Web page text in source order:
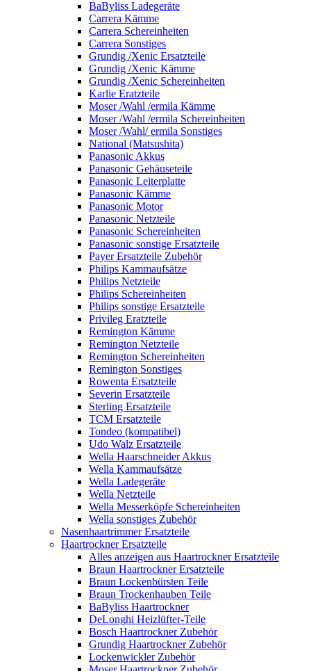
BaByliss Ladegeräte
Carrera Kämme
Carrera Schereinheiten
Carrera Sonstiges
Grundig /Xenic Ersatzteile
Grundig /Xenic Kämme
Grundig /Xenic Schereinheiten
Karlie Eratzteile
Moser /Wahl /ermila Kämme
Moser /Wahl /ermila Schereinheiten
Moser /Wahl/ ermila Sonstiges
National (Matsushita)
Panasonic Akkus
Panasonic Gehäuseteile
Panasonic Leiterplatte
Panasonic Kämme
Panasonic Motor
Panasonic Netzteile
Panasonic Schereinheiten
Panasonic sonstige Ersatzteile
Payer Ersatzteile Zubehör
Philips Kammaufsätze
Philips Netzteile
Philips Schereinheiten
Philips sonstige Ersatzteile
Privileg Eratzteile
Remington Kämme
Remington Netzteile
Remington Schereinheiten
Remington Sonstiges
Rowenta Ersatzteile
Severin Ersatzteile
Sterling Ersatzteile
TCM Ersatzteile
Tondeo (kompatibel)
Udo Walz Ersatzteile
Wella Haarschneider Akkus
Wella Kammaufsätze
Wella Ladegeräte
Wella Netzteile
Wella Messerköpfe Schereinheiten
Wella sonstiges Zubehör
Nasenhaartrimmer Ersatzteile
Haartrockner Ersatzteile
Alles anzeigen aus Haartrockner Ersatzteile
Braun Haartrockner Ersatzteile
Braun Lockenbürsten Teile
Braun Trockenhauben Teile
BaByliss Haartrockner
DeLonghi Heizlüfter-Teile
Bosch Haartrockner Zubehör
Grundig Haartrockner Zubehör
Lockenwickler Zubehör